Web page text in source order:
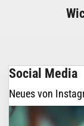
Social Media
Neues von